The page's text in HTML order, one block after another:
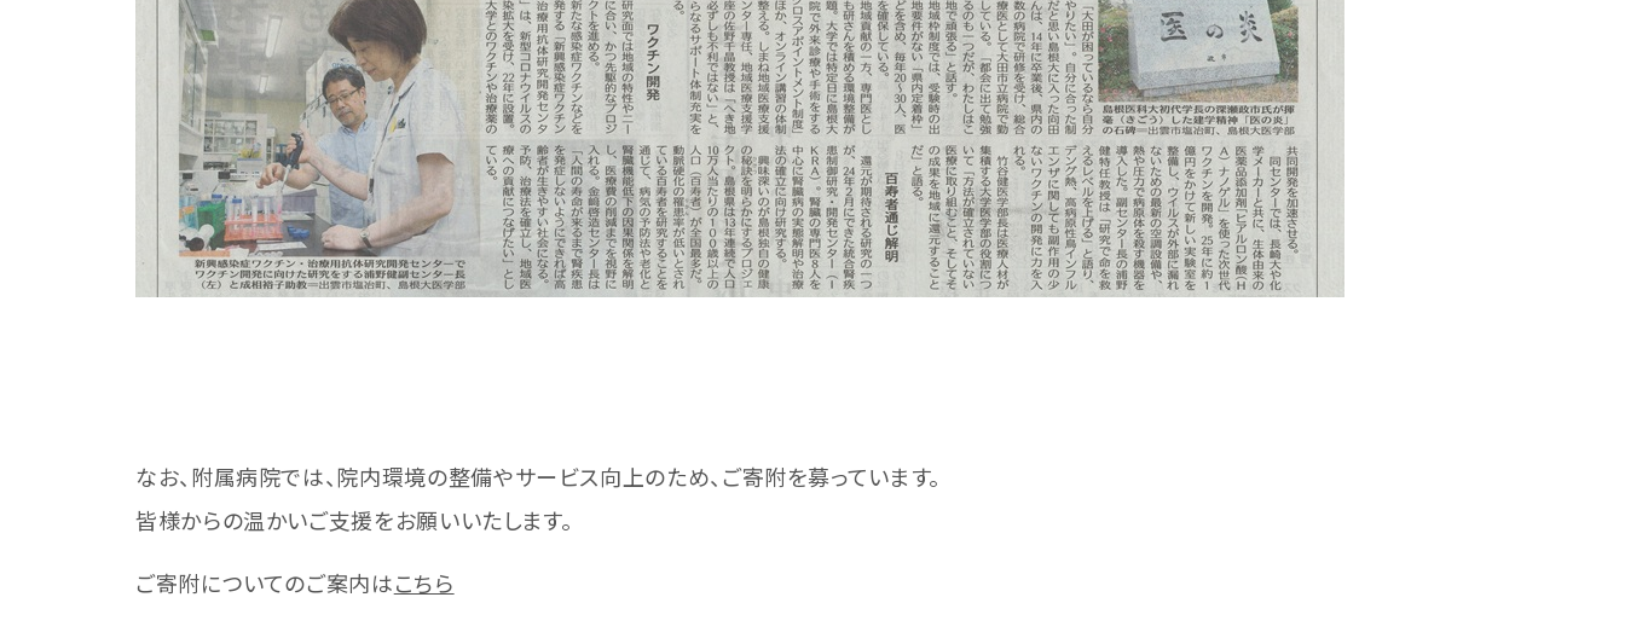
なお、附属病院では、院内環境の整備やサービス向上のため、ご寄附を募っています。
皆様からの温かいご支援をお願いいたします。
ご寄附についてのご案内はこちら